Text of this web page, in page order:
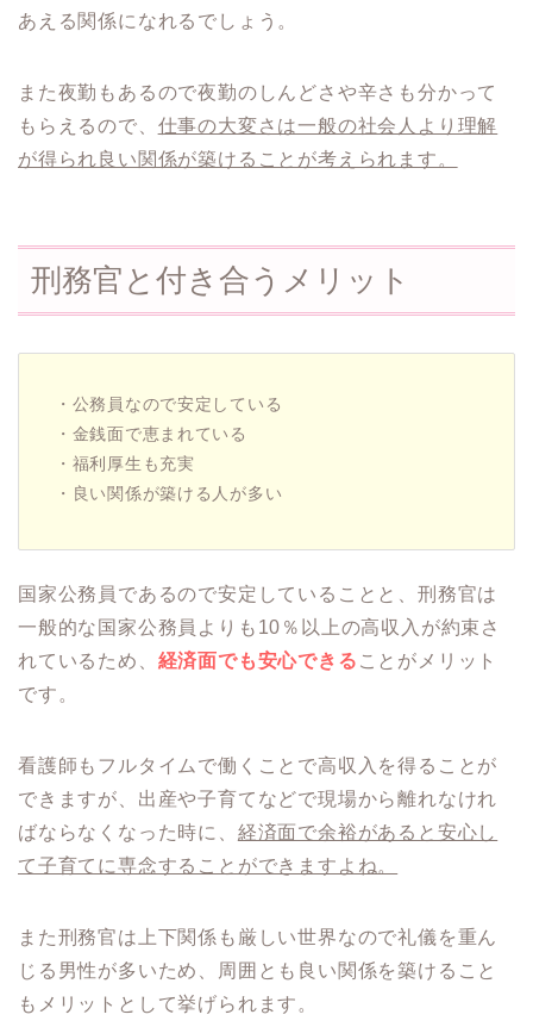
あえる関係になれるでしょう。
また夜勤もあるので夜勤のしんどさや辛さも分かって
もらえるので、 仕事の大変さは一般の社会人より理解
が得られ良い関係が築けることが考えられます。
刑務官と付き合うメリット
・公務員なので安定している
・金銭面で恵まれている
・福利厚生も充実
・良い関係が築ける人が多い
国家公務員であるので安定していることと、刑務官は
一般的な国家公務員よりも10％以上の高収入が約束さ
れているため、 経済面でも安心できる ことがメリット
です。
看護師もフルタイムで働くことで高収入を得ることが
できますが、出産や子育てなどで現場から離れなけれ
ばならなくなった時に、 経済面で余裕があると安心し
て子育てに専念することができますよね。
また刑務官は上下関係も厳しい世界なので礼儀を重ん
じる男性が多いため、周囲とも良い関係を築けること
もメリットとして挙げられます。